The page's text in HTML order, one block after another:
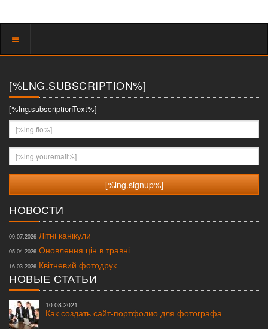
Показать
[%LNG.SUBSCRIPTION%]
[%lng.subscriptionText%]
[%lng.fio%]
[%lng.youremail%]
НОВОСТИ
09.07.2026 Літні канікули
05.04.2026 Оновлення цін в травні
16.03.2026 Квітневий фотодрук
НОВЫЕ СТАТЬИ
10.08.2021
Как создать сайт-портфолио для фотографа